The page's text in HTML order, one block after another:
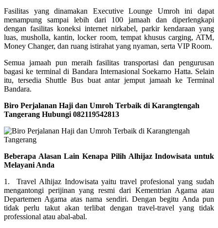
Fasilitas yang dinamakan Executive Lounge Umroh ini dapat
menampung sampai lebih dari 100 jamaah dan diperlengkapi
dengan fasilitas koneksi internet nirkabel, parkir kendaraan yang
luas, musholla, kantin, locker room, tempat khusus carging, ATM,
Money Changer, dan ruang istirahat yang nyaman, serta VIP Room.
Semua jamaah pun meraih fasilitas transportasi dan pengurusan
bagasi ke terminal di Bandara Internasional Soekarno Hatta. Selain
itu, tersedia Shuttle Bus buat antar jemput jamaah ke Terminal
Bandara.
Biro Perjalanan Haji dan Umroh Terbaik di Karangtengah
Tangerang Hubungi 082119542813
Beberapa Alasan Lain Kenapa Pilih Alhijaz Indowisata untuk
Melayani Anda
1. Travel Alhijaz Indowisata yaitu travel profesional yang sudah
mengantongi perijinan yang resmi dari Kementrian Agama atau
Departemen Agama atas nama sendiri. Dengan begitu Anda pun
tidak perlu takut akan terlibat dengan travel-travel yang tidak
professional atau abal-abal.